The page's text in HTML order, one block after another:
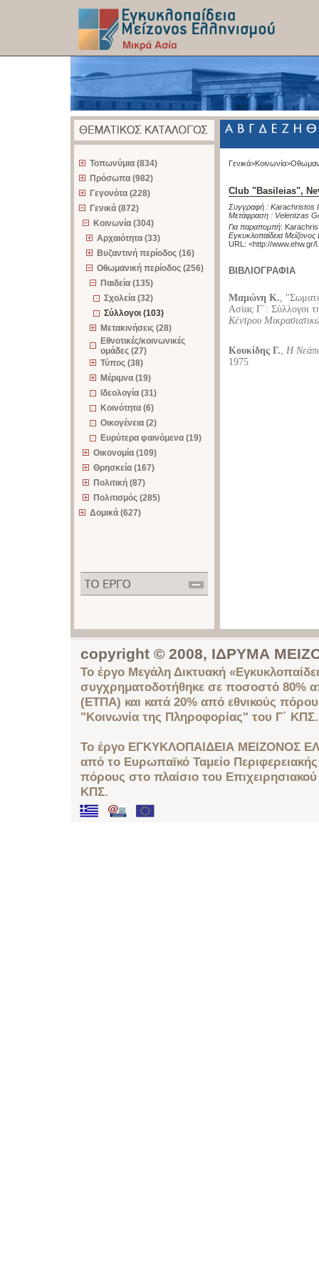
Τοπωνύμια (834)
Πρόσωπα (982)
Γεγονότα (228)
Γενικά (872)
Κοινωνία (304)
Αρχαιότητα (33)
Βυζαντινή περίοδος (16)
Οθωμανική περίοδος (256)
Παιδεία (135)
Σχολεία (32)
Σύλλογοι (103)
Μετακινήσεις (28)
Εθνοτικές/κοινωνικές
ομάδες (27)
Τύπος (38)
Μέριμνα (19)
Ιδεολογία (31)
Κοινότητα (6)
Οικογένεια (2)
Ευρύτερα φαινόμενα (19)
Οικονομία (109)
Θρησκεία (167)
Πολιτική (87)
Πολιτισμός (285)
Δομικά (627)
Γενικά>Κοινωνία>
Club "Basileias",
Συγγραφή : Karachristos
Μετάφραση : Velentzas
Για παραπομπή:
Εγκυκλοπαίδεια
URL: <http://www.ehw.gr/
ΒΙΒΛΙΟΓΡΑΦΙΑ
Μαμώνη Κ.,
Ασίας Γ΄: Σύλλογοι
Κέντρου
Κουκίδης Γ., Η
1975
copyright © 2008, ΙΔΡΥΜΑ
Το έργο Μεγάλη Δικτυακή
συγχρηματοδοτήθηκε σε ποσοστό 80%
(ΕΤΠΑ) και κατά 20% από εθνικούς
"Κοινωνία της Πληροφορίας" του Γ΄ ΚΠΣ.
Το έργο ΕΓΚΥΚΛΟΠΑΙΔΕΙΑ ΜΕΙΖΟΝΟΣ
από το Ευρωπαϊκό Ταμείο
πόρους στο πλαίσιο του
ΚΠΣ.